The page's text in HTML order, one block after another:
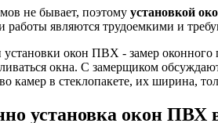
не бывает, поэтому установкой
работы являются трудоемкими и
установки окон ПВХ - замер
окна. С замерщиком
камер в стеклопакете, их ширина,
установка окон